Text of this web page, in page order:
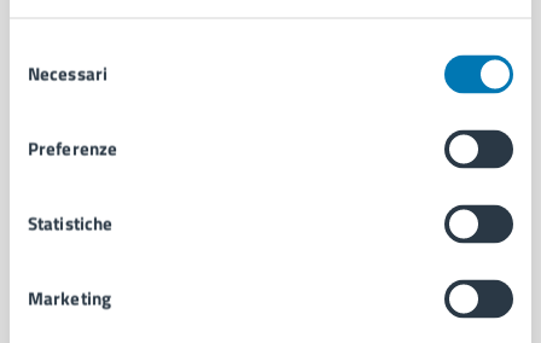
delNecessari
Preferenze
Statistiche
Marketing
Uffici
Personale amministrativo
Intranet, posta aziendale e protocollo
CATEGORIE DI SERVIZIO